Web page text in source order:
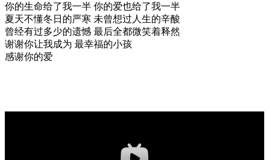
你的生命给了我一半 你的爱也给了我一半
夏天不懂冬日的严寒 未曾想过人生的辛酸
曾经有过多少的遗憾 最后全都微笑着释然
谢谢你让我成为 最幸福的小孩
感谢你的爱